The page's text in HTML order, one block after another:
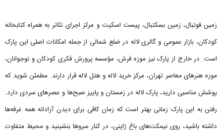
زمین فوتبال، زمین بسکتبال، پیست اسکیت و مرکز اجرای تئاتر به همراه کتابخانه
کودکان، بازار عمومی و گالری لاله در ضلع شمالی از جمله امکانات اصلی این پارک
است. در خارج از پارک نیز موزه فرش، مؤسسه پرورش فکری کودکان و نوجوانان،
موزه هنرهای معاصر تهران، مرکز خرید لاله و هتل لاله قرار دارند. مطمئن شوید که
پوشش مناسبی دارید، پارک لاله در زمستان و پاییز صبح‌ها و عصرهای سردی دارد.
رفتن به این پارک زمانی بهتر است که زمان کافی برای دیدن آزادانه همه غرفه‌ها
داشته باشید، روی نیمکت‌های باغ ژاپنی، در کنار سروها بنشینید و محیط متفاوت